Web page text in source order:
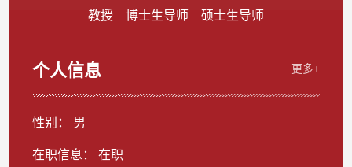
教授 博士生导师 硕士生导师
个人信息 更多+
性别： 男
在职信息： 在职